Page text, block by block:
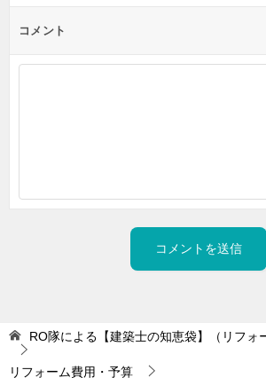
コメント
RO隊による【建築士の知恵袋】（リフォ
リフォーム費用・予算